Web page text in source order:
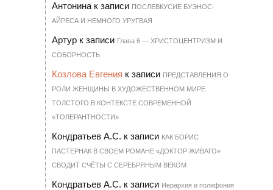
Антонина к записи ПОСЛЕВКУСИЕ БУЭНОС-
АЙРЕСА И НЕМНОГО УРУГВАЯ
Артур к записи Гла­ва 6 — ХРИ­С­ТО­ЦЕН­Т­РИЗМ И
СО­БОР­НОСТЬ
Козлова Евгения к записи ПРЕДСТАВЛЕНИЯ О
РОЛИ ЖЕНЩИНЫ В ХУДОЖЕСТВЕННОМ МИРЕ
ТОЛСТОГО В КОНТЕКСТЕ СОВРЕМЕННОЙ
«ТОЛЕРАНТНОСТИ»
Кондратьев А.С. к записи КАК БОРИС
ПАСТЕРНАК В СВОЕМ РОМАНЕ «ДОКТОР ЖИВАГО»
СВОДИТ СЧЁТЫ С СЕРЕБРЯНЫМ ВЕКОМ
Кондратьев А.С. к записи Иерархия и полифония